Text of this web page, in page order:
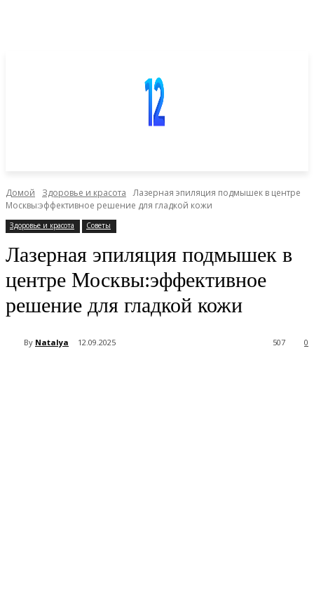
Домой Здоровье и красота
Лазерная эпиляция подмышек в центре
Москвы:эффективное решение для гладкой кожи
Здоровье и красота Советы
Лазерная эпиляция подмышек в
центре Москвы:эффективное
решение для гладкой кожи
By Natalya 12.09.2025 0
507